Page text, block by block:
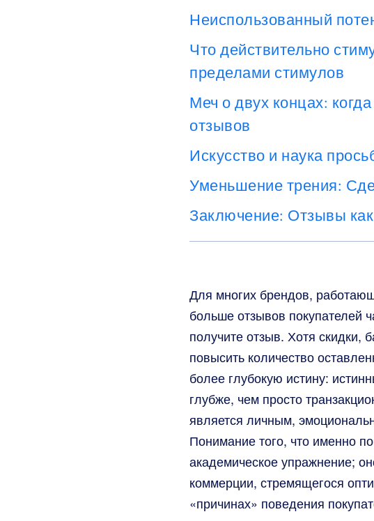
Неиспользованный
Что действительно
пределами стимулов
Меч о двух концах:
отзывов
Искусство и наука
Уменьшение трения:
Заключение: Отзывы как
Для многих брендов,
больше отзывов покупателей
получите отзыв. Хотя скидки,
повысить количество
более глубокую истину:
глубже, чем просто
является личным,
Понимание того, что именно
академическое упражнение;
коммерции, стремящегося
«причинах» поведения